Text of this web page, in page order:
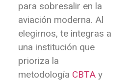
para sobresalir en la
aviación moderna. Al
elegirnos, te integras a
una institución que
prioriza la
metodología CBTA y